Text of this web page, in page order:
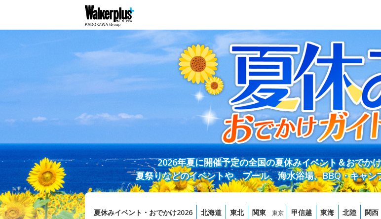
2026年夏に開催予定の全国の夏休みイベント＆おでか
夏祭りなどのイベントや、プール、海水浴場、BBQ・キャ
夏休みイベント・おでかけ2026 北海道 東北 関東 東京 甲信越 東海 北陸 関西